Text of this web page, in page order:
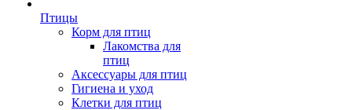
Птицы
Корм для птиц
Лакомства для
птиц
Аксессуары для птиц
Гигиена и уход
Клетки для птиц